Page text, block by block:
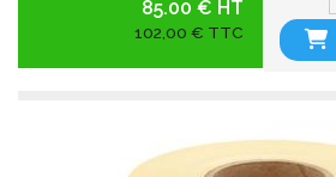
85.00 € HT
102,00 € TTC